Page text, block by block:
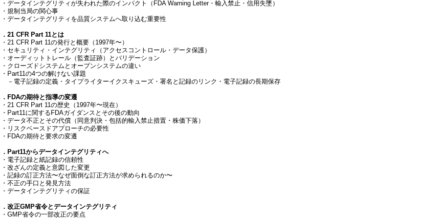
データインテグリティが失われた際のインパクト（FDA Warning Letter・輸入禁止・信用失墜）
規制当局の関心事
データインテグリティを品質システムへ取り込む重要性
．21 CFR Part 11とは
21 CFR Part 11の発行と概要（1997年〜）
セキュリティ・インテグリティ（アクセスコントロール・データ保護）
オーディットトレール（監査証跡）とバリデーション
クローズドシステムとオープンシステムの違い
Part11の4つの解けない課題
電子記録の定義・タイプライターイクスキューズ・署名と記録のリンク・電子記録の長期保存
．FDAの期待と指導の変遷
21 CFR Part 11の歴史（1997年〜現在）
Part11に関するFDAガイダンスとその後の動向
データ不正とその代償（同意判決・包括的輸入禁止措置・株価下落）
リスクベースドアプローチの必要性
FDAの期待と要求の変遷
．Part11からデータインテグリティへ
電子記録と紙記録の信頼性
改ざんの定義と意図した変更
記録の訂正方法〜なぜ面倒な訂正方法が求められるのか〜
不正の手口と発見方法
データインテグリティの保証
．改正GMP省令とデータインテグリティ
GMP省令の一部改正の要点